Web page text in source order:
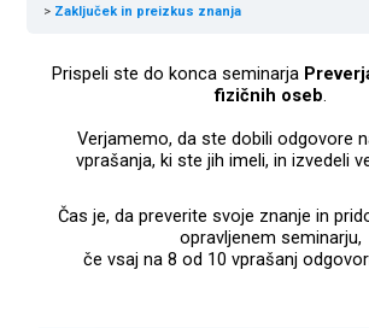
Zaključek in preizkus znanja
Prispeli ste do konca seminarja
fizičnih oseb.
Verjamemo, da ste dobili odgovore
vprašanja, ki ste jih imeli, in izvedeli
Čas je, da preverite svoje znanje in
opravljenem seminarju,
če vsaj na 8 od 10 vprašanj